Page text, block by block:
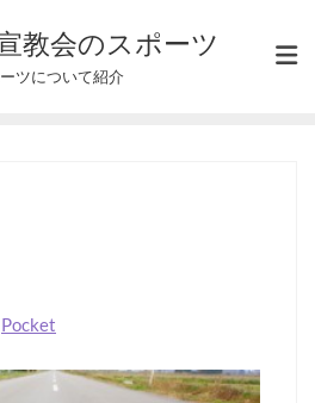
教会のスポーツ
ツについて紹介
Pocket